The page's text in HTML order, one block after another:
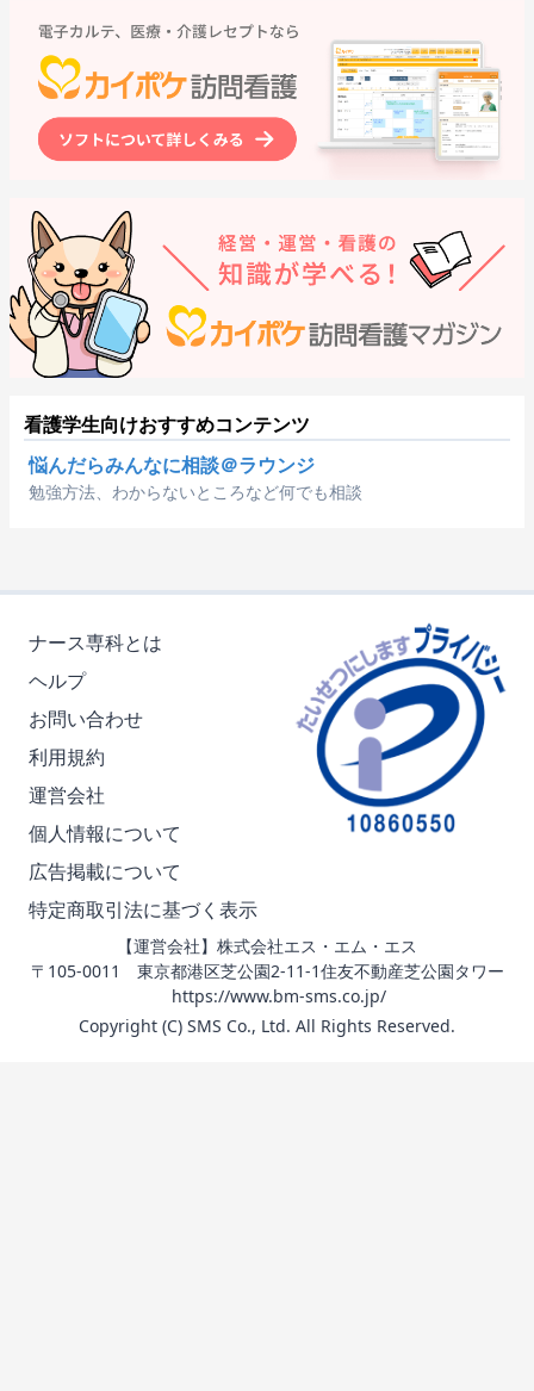
看護学生向けおすすめコンテンツ
悩んだらみんなに相談＠ラウンジ
勉強方法、わからないところなど何でも相談
ナース専科とは
ヘルプ
お問い合わせ
利用規約
運営会社
個人情報について
広告掲載について
特定商取引法に基づく表示
【運営会社】株式会社エス・エム・エス
〒105-0011 東京都港区芝公園2-11-1住友不動産芝公園タワー
https://www.bm-sms.co.jp/
Copyright (C) SMS Co., Ltd. All Rights Reserved.